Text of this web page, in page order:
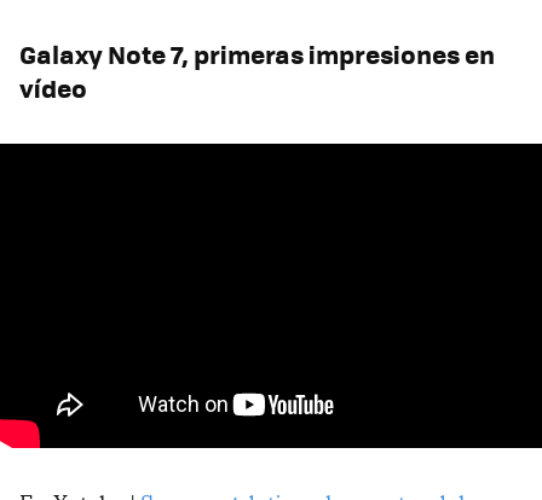
Galaxy Note 7, primeras impresiones en
vídeo